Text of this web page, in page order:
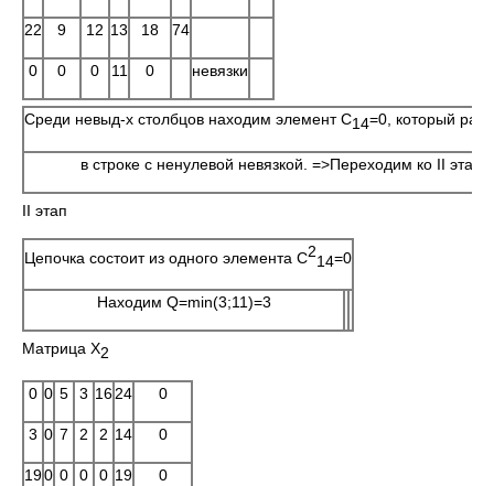
22 9 12 13 18 74
0 0 0 11 0 невязки
Среди невыд-х столбцов находим элемент C14=0, который
в строке с ненулевой невязкой. =>Переходим ко II этапу
II этап
Цепочка состоит из одного элемента C2
14=0
Находим Q=min(3;11)=3
Матрица X2
0 0 5 3 1624 0
3 0 7 2 2 14 0
190 0 0 0 19 0